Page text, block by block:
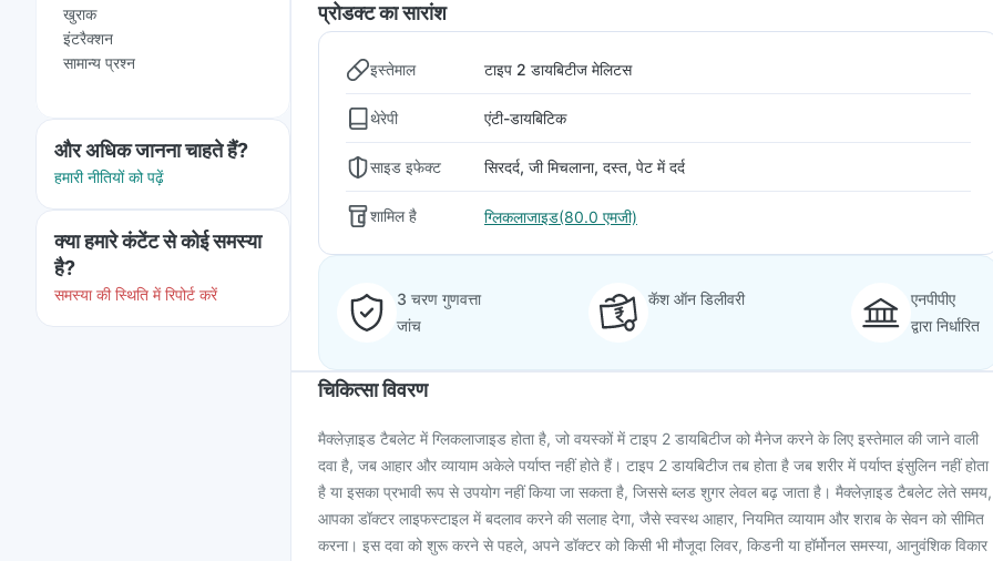
खुराक
इंटरैक्शन
सामान्य प्रश्न
और अधिक जानना चाहते हैं?
हमारी नीतियों को पढ़ें
क्या हमारे कंटेंट से कोई समस्या
है?
समस्या की स्थिति में रिपोर्ट करें
प्रोडक्ट का सारांश
इस्तेमाल टाइप 2 डायबिटीज मेलिटस
थेरेपी एंटी-डायबिटिक
साइड इफेक्ट सिरदर्द, जी मिचलाना, दस्त, पेट में दर्द
शामिल है ग्लिकलाजाइड(80.0 एमजी)
3 चरण गुणवत्ता
जांच
कॅश ऑन डिलीवरी
एनपीपीए
द्वारा निर्धारित
चिकित्सा विवरण
मैक्लेज़ाइड टैबलेट में ग्लिकलाजाइड होता है, जो वयस्कों में टाइप 2 डायबिटीज को मैनेज करने के लिए इस्तेमाल की जाने वाली
दवा है, जब आहार और व्यायाम अकेले पर्याप्त नहीं होते हैं। टाइप 2 डायबिटीज तब होता है जब शरीर में पर्याप्त इंसुलिन नहीं होता
है या इसका प्रभावी रूप से उपयोग नहीं किया जा सकता है, जिससे ब्लड शुगर लेवल बढ़ जाता है। मैक्लेज़ाइड टैबलेट लेते समय,
आपका डॉक्टर लाइफस्टाइल में बदलाव करने की सलाह देगा, जैसे स्वस्थ आहार, नियमित व्यायाम और शराब के सेवन को सीमित
करना। इस दवा को शुरू करने से पहले, अपने डॉक्टर को किसी भी मौजूदा लिवर, किडनी या हॉर्मोनल समस्या, आनुवंशिक विकार